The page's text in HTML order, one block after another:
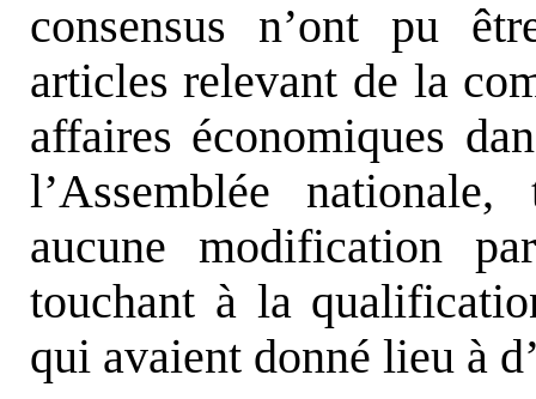
consensus n’ont pu
articles relevant de la
affaires économiques
l’Assemblée
aucune modification
touchant à la
qui avaient donné lieu à